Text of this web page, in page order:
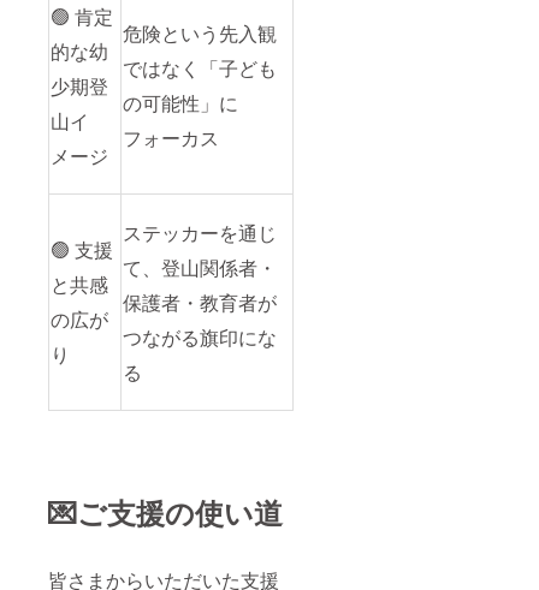
🟢 肯定
的な幼
少期登
山イ
メージ
危険という先入観
ではなく「子ども
の可能性」に
フォーカス
🟢 支援
と共感
の広が
り
ステッカーを通じ
て、登山関係者・
保護者・教育者が
つながる旗印にな
る
💌ご支援の使い道
皆さまからいただいた支援